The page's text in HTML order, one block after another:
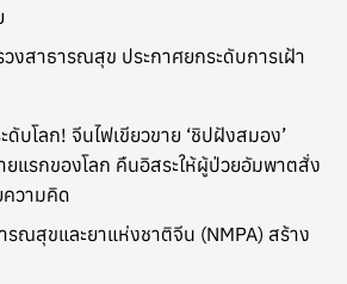
งสาธารณสุข ประกาศยกระดับการเฝ้า
ดับโลก! จีนไฟเขียวขาย ‘ชิปฝังสมอง’
ยแรกของโลก คืนอิสระให้ผู้ป่วยอัมพาตสั่ง
ความคิด
รณสุขและยาแห่งชาติจีน (NMPA) สร้าง